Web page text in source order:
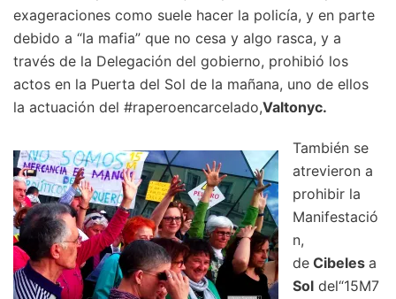
exageraciones como suele hacer la policía, y en parte
debido a “la mafia” que no cesa y algo rasca, y a
través de la Delegación del gobierno, prohibió los
actos en la Puerta del Sol de la mañana, uno de ellos
la actuación del #raperoencarcelado,Valtonyc.
También se
atrevieron a
prohibir la
Manifestació
n,
de Cibeles a
Sol del“15M7